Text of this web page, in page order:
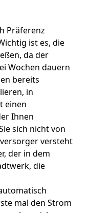
Präferenz
ist es, die
da der
Wochen dauern
bereits
in
einen
Ihnen
sich nicht von
versteht
der in dem
die
mal den Strom